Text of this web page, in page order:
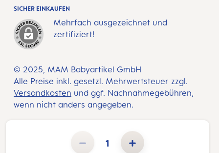
Produkt Anzahl: Gib den gewünschten Wert ein oder benutze die Schaltflächen um die Anzahl zu
© 2025, MAM Babyartikel GmbH
Alle Preise inkl. gesetzl. Mehrwertsteuer zzgl.
Versandkosten und ggf. Nachnahmegebühren,
wenn nicht anders angegeben.
SICHER EINKAUFEN
Mehrfach ausgezeichnet und
zertifiziert!